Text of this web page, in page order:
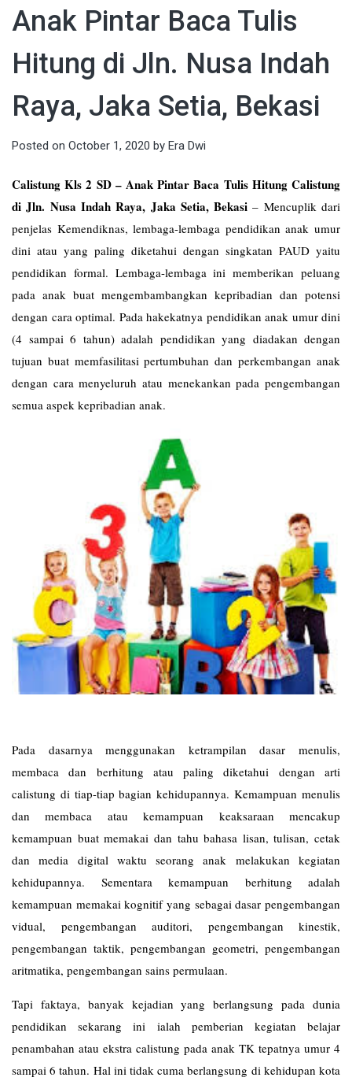
Anak Pintar Baca Tulis
Hitung di Jln. Nusa Indah
Raya, Jaka Setia, Bekasi
Posted on October 1, 2020 by Era Dwi
Calistung Kls 2 SD – Anak Pintar Baca Tulis Hitung Calistung
di Jln. Nusa Indah Raya, Jaka Setia, Bekasi – Mencuplik dari
penjelas Kemendiknas, lembaga-lembaga pendidikan anak umur
dini atau yang paling diketahui dengan singkatan PAUD yaitu
pendidikan formal. Lembaga-lembaga ini memberikan peluang
pada anak buat mengembambangkan kepribadian dan potensi
dengan cara optimal. Pada hakekatnya pendidikan anak umur dini
(4 sampai 6 tahun) adalah pendidikan yang diadakan dengan
tujuan buat memfasilitasi pertumbuhan dan perkembangan anak
dengan cara menyeluruh atau menekankan pada pengembangan
semua aspek kepribadian anak.
Pada dasarnya menggunakan ketrampilan dasar menulis,
membaca dan berhitung atau paling diketahui dengan arti
calistung di tiap-tiap bagian kehidupannya. Kemampuan menulis
dan membaca atau kemampuan keaksaraan mencakup
kemampuan buat memakai dan tahu bahasa lisan, tulisan, cetak
dan media digital waktu seorang anak melakukan kegiatan
kehidupannya. Sementara kemampuan berhitung adalah
kemampuan memakai kognitif yang sebagai dasar pengembangan
vidual, pengembangan auditori, pengembangan kinestik,
pengembangan taktik, pengembangan geometri, pengembangan
aritmatika, pengembangan sains permulaan.
Tapi faktaya, banyak kejadian yang berlangsung pada dunia
pendidikan sekarang ini ialah pemberian kegiatan belajar
penambahan atau ekstra calistung pada anak TK tepatnya umur 4
sampai 6 tahun. Hal ini tidak cuma berlangsung di kehidupan kota